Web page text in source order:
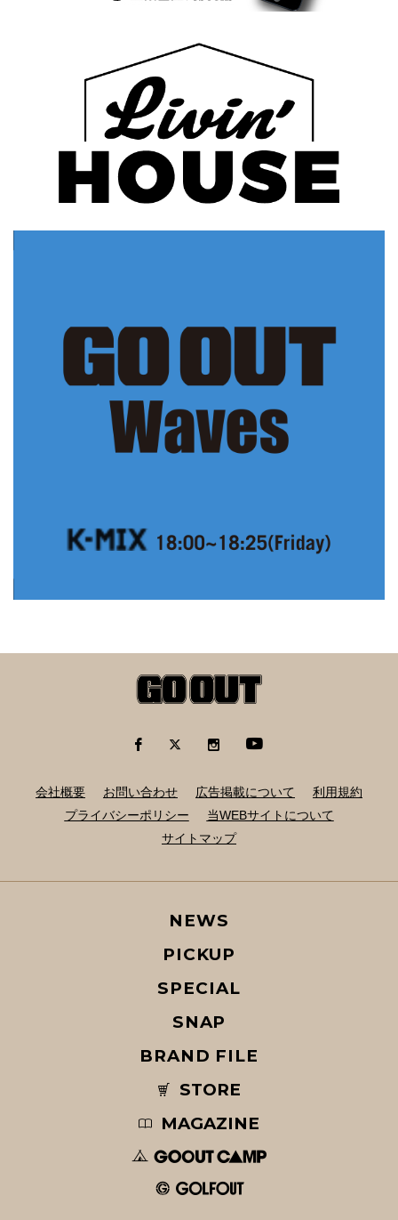
会社概要 お問い合わせ 広告掲載について
利用規約
プライバシーポリシー
当WEBサイトについて
サイトマップ
NEWS
PICKUP
SPECIAL
SNAP
BRAND FILE
STORE
MAGAZINE